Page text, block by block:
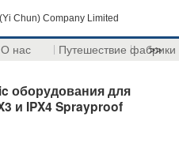
Chun) Company Limited
О нас Путешествие фабрики
>>
оборудования для
и IPX4 Sprayproof